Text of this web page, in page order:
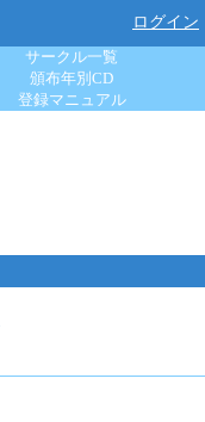
ログイン
サークル一覧
頒布年別CD
登録マニュアル